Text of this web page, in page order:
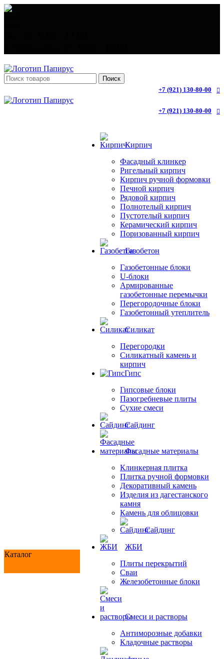
Поиск
+7 (921) 130-80-00
+7 (921) 130-80-00
Каталог
Кирпич
Фасадный клинкер
Ригельный кирпич
Кирпич ручной формовки
Печной кирпич
Рядовой кирпич
Полнотелый кирпич
Пустотелый кирпич
Керамический кирпич
Поризованный кирпич
Газобетон
Газобетонные блоки
U-блоки
Армированные
газобетонные перемычки
Перегородочные блоки
Газобетонный утеплитель
Силикат
Перегородки
Силикатный камень и
кирпич
Гипс
Гипсовые блоки
Пазогребневые плиты
Сухие смеси
Сайдинг
Фасадные материалы
Клинкерная плитка
Плитка ручной формовки
Декоративный камень
Изделия из дагестанского
камня
Камень для облицовки
Сайдинг
ЖБИ
Плиты перекрытий
Сваи
Железобетонные блоки
Cмеси и растворы
Антиморозные добавки
Кладочные растворы